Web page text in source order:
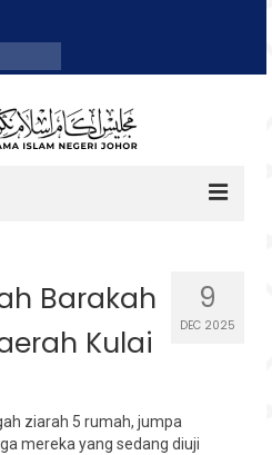
9
DEC 2025
Barakah
Kulai
ziarah 5 rumah, jumpa
mereka yang sedang diuji